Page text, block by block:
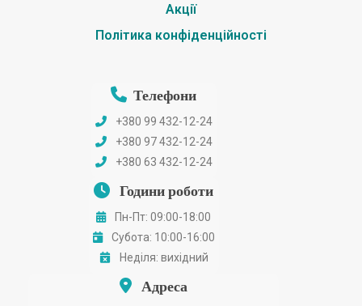
Акції
Політика конфіденційності
Телефони
+380 99 432-12-24
+380 97 432-12-24
+380 63 432-12-24
Години роботи
Пн-Пт: 09:00-18:00
Субота: 10:00-16:00
Неділя: вихідний
Адреса